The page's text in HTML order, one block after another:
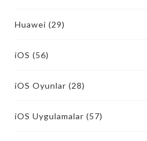
Huawei (29)
iOS (56)
iOS Oyunlar (28)
iOS Uygulamalar (57)